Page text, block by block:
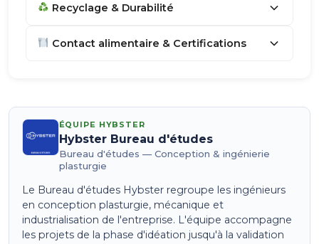
Recyclage & Durabilité
Contact alimentaire & Certifications
ÉQUIPE HYBSTER
Hybster Bureau d'études
Bureau d'études — Conception & ingénierie
plasturgie
Le Bureau d'études Hybster regroupe les ingénieurs
en conception plasturgie, mécanique et
industrialisation de l'entreprise. L'équipe accompagne
les projets de la phase d'idéation jusqu'à la validation